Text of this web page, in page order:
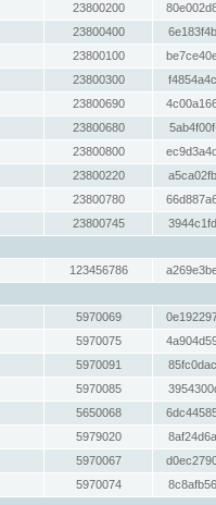
23800200
23800400
23800100
23800300
23800690
23800680
23800800
23800220
23800780
23800745
123456786
5970069
5970075
5970091
5970085
5650068
5979020
5970067
5970074